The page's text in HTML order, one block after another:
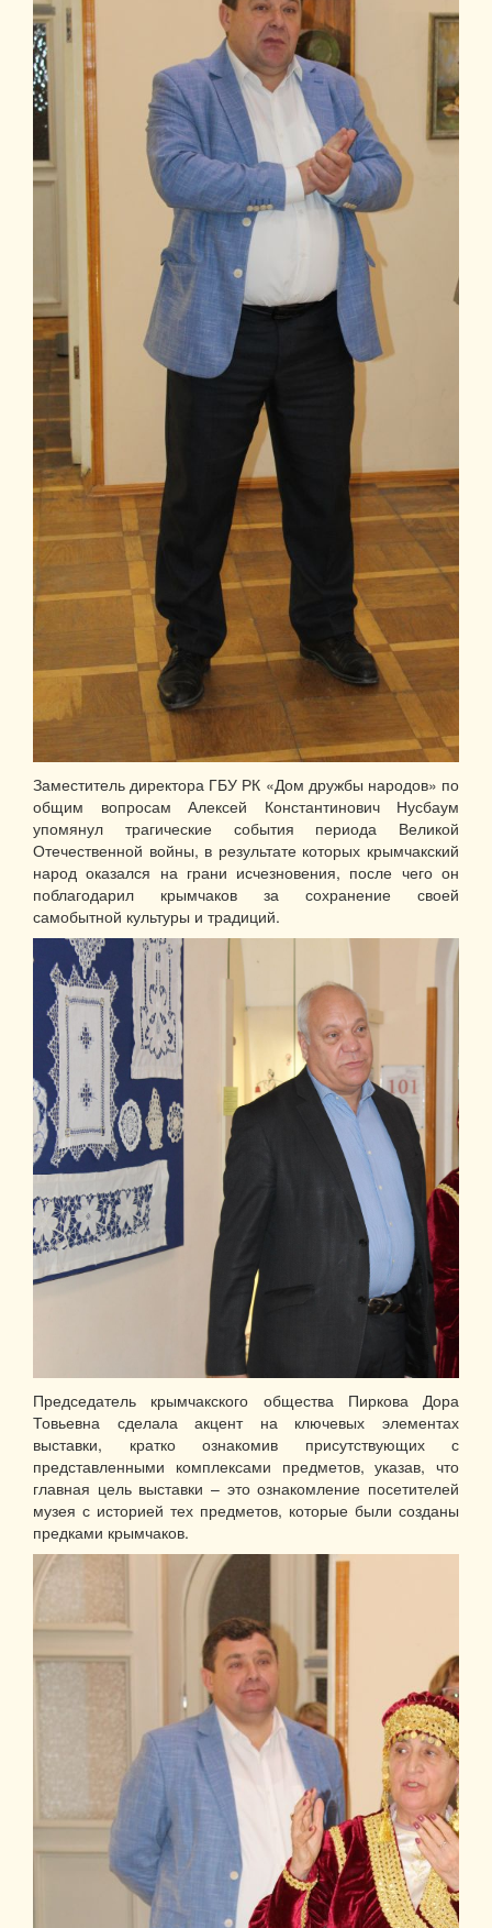
Заместитель директора ГБУ РК «Дом дружбы народов» по
общим вопросам Алексей Константинович Нусбаум
упомянул трагические события периода Великой
Отечественной войны, в результате которых крымчакский
народ оказался на грани исчезновения, после чего он
поблагодарил крымчаков за сохранение своей
самобытной культуры и традиций.
Председатель крымчакского общества Пиркова Дора
Товьевна сделала акцент на ключевых элементах
выставки, кратко ознакомив присутствующих с
представленными комплексами предметов, указав, что
главная цель выставки – это ознакомление посетителей
музея с историей тех предметов, которые были созданы
предками крымчаков.